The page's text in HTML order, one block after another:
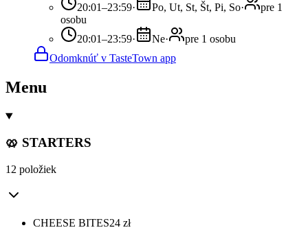
20:01–23:59· Po, Ut, St, Št, Pi, So·
pre 1
osobu
20:01–23:59· Ne·
pre 1 osobu
Odomknúť v TasteTown app
Menu
🥨 STARTERS
12 položiek
CHEESE BITES24 zł